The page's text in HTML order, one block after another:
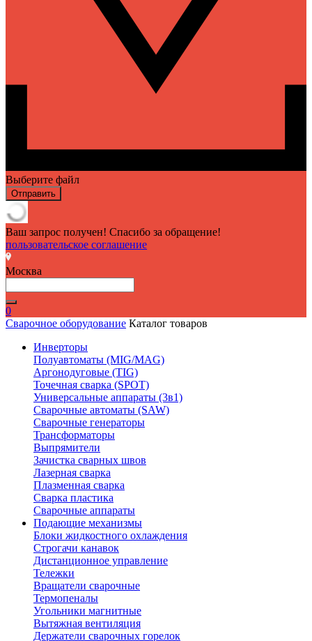
Выберите файл
Отправить
Ваш запрос получен! Спасибо за обращение!
пользовательское соглашение
Москва
0
Сварочное оборудование Каталог товаров
Инверторы
Полуавтоматы (MIG/MAG)
Аргонодуговые (TIG)
Точечная сварка (SPOT)
Универсальные аппараты (3в1)
Сварочные автоматы (SAW)
Сварочные генераторы
Трансформаторы
Выпрямители
Зачистка сварных швов
Лазерная сварка
Плазменная сварка
Сварка пластика
Сварочные аппараты
Подающие механизмы
Блоки жидкостного охлаждения
Строгачи канавок
Дистанционное управление
Тележки
Вращатели сварочные
Термопеналы
Угольники магнитные
Вытяжная вентиляция
Держатели сварочных горелок